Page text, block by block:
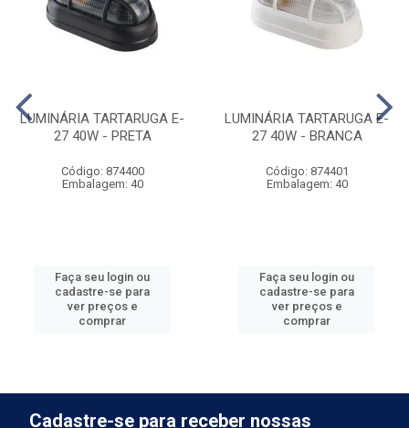
LUMINÁRIA TARTARUGA E-
27 40W - PRETA
Código: 874400
Embalagem: 40
Faça seu login ou
cadastre-se para
ver preços e
comprar
LUMINÁRIA TARTARUGA E-
27 40W - BRANCA
Código: 874401
Embalagem: 40
Faça seu login ou
cadastre-se para
ver preços e
comprar
Cadastre-se para receber nossas